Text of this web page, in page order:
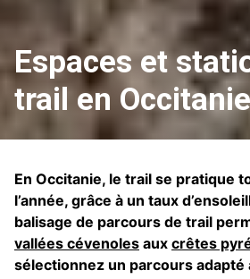
Espaces et
trail en Occitanie
En Occitanie, le trail se pratique
l’année, grâce à un taux
balisage de parcours de trail
vallées cévenoles aux crêtes
sélectionnez un parcours adapté